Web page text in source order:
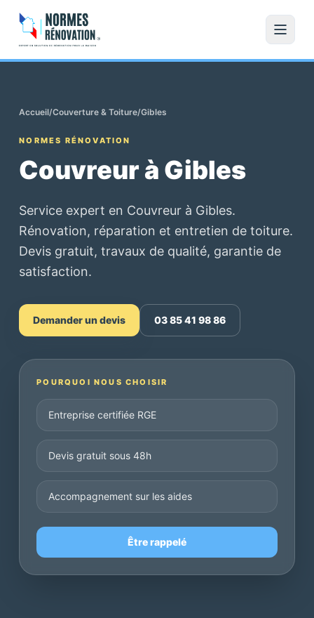
Accueil/Couverture & Toiture/Gibles
NORMES RÉNOVATION
Couvreur à Gibles
Service expert en Couvreur à Gibles.
Rénovation, réparation et entretien de toiture.
Devis gratuit, travaux de qualité, garantie de
satisfaction.
Demander un devis 03 85 41 98 86
POURQUOI NOUS CHOISIR
Entreprise certifiée RGE
Devis gratuit sous 48h
Accompagnement sur les aides
Être rappelé